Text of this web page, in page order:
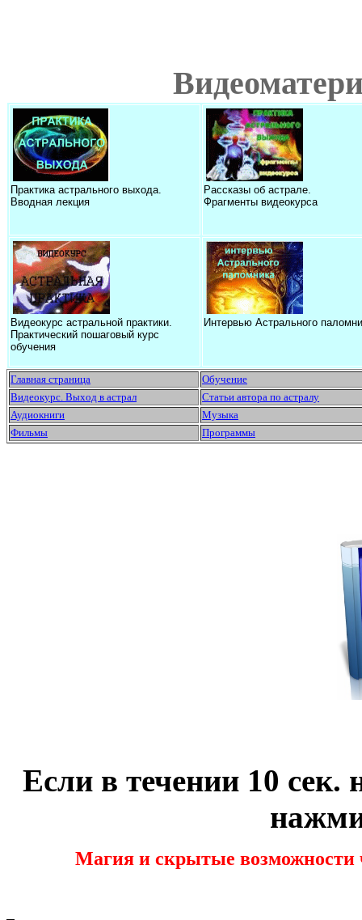
Практика астрального выхода.
Вводная лекция
Рассказы об астрале.
Фрагменты видеокурса
Видеокурс астральной практики.
Практический пошаговый курс
обучения
Интервью Астрального
Главная страница
Обучение
Видеокурс. Выход в астрал
Статьи автора по астралу
Аудиокниги
Музыка
Фильмы
Программы
Если в течении 10 сек.
Магия и скрытые возможности